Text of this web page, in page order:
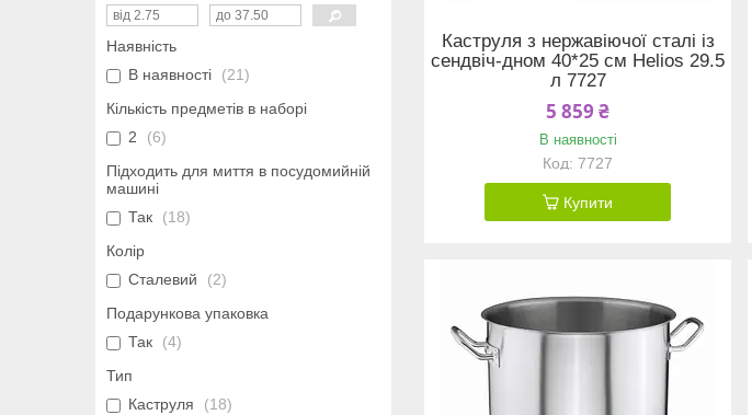
Каструля з нержавіючої сталі із
сендвіч-дном 40*25 см Helios 29.5
л 7727
5 859 ₴
В наявності
7727
Купити
Наявність
В наявності
21
Кількість предметів в наборі
2
6
Підходить для миття в посудомийній
машині
Так
18
Колір
Сталевий
2
Подарункова упаковка
Так
4
Тип
Каструля
18